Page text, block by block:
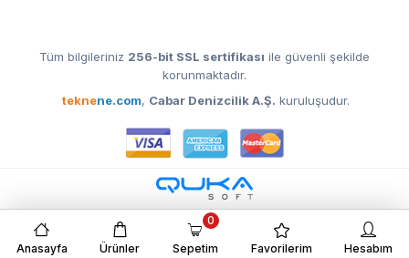
Tüm bilgileriniz 256-bit SSL sertifikası ile güvenli şekilde
korunmaktadır.
teknene.com, Cabar Denizcilik A.Ş. kuruluşudur.
Anasayfa Ürünler Sepetim
0
Favorilerim Hesabım